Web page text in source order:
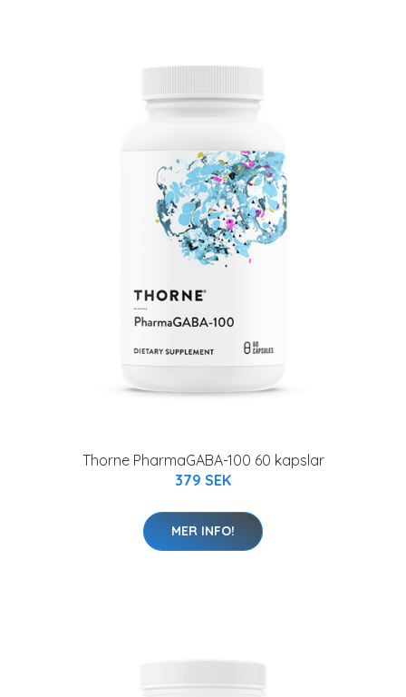
Thorne PharmaGABA-100 60 kapslar
379 SEK
MER INFO!